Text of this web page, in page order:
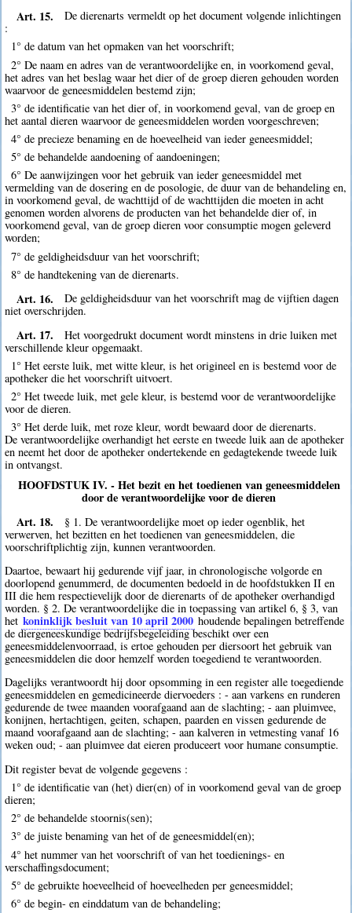
Art. 15.
De dierenarts vermeldt op het document volgende inlichtingen
:
1° de datum van het opmaken van het voorschrift;
2° De naam en adres van de verantwoordelijke en, in voorkomend geval,
het adres van het beslag waar het dier of de groep dieren gehouden worden
waarvoor de geneesmiddelen bestemd zijn;
3° de identificatie van het dier of, in voorkomend geval, van de groep en
het aantal dieren waarvoor de geneesmiddelen worden voorgeschreven;
4° de precieze benaming en de hoeveelheid van ieder geneesmiddel;
5° de behandelde aandoening of aandoeningen;
6° De aanwijzingen voor het gebruik van ieder geneesmiddel met
vermelding van de dosering en de posologie, de duur van de behandeling en,
in voorkomend geval, de wachttijd of de wachttijden die moeten in acht
genomen worden alvorens de producten van het behandelde dier of, in
voorkomend geval, van de groep dieren voor consumptie mogen geleverd
worden;
7° de geldigheidsduur van het voorschrift;
8° de handtekening van de dierenarts.
Art. 16.
De geldigheidsduur van het voorschrift mag de vijftien dagen
niet overschrijden.
Art. 17.
Het voorgedrukt document wordt minstens in drie luiken met
verschillende kleur opgemaakt.
1° Het eerste luik, met witte kleur, is het origineel en is bestemd voor de
apotheker die het voorschrift uitvoert.
2° Het tweede luik, met gele kleur, is bestemd voor de verantwoordelijke
voor de dieren.
3° Het derde luik, met roze kleur, wordt bewaard door de dierenarts.
De verantwoordelijke overhandigt het eerste en tweede luik aan de apotheker
en neemt het door de apotheker ondertekende en gedagtekende tweede luik
in ontvangst.
HOOFDSTUK IV. - Het bezit en het toedienen van geneesmiddelen
door de verantwoordelijke voor de dieren
Art. 18.
§ 1. De verantwoordelijke moet op ieder ogenblik, het
verwerven, het bezitten en het toedienen van geneesmiddelen, die
voorschriftplichtig zijn, kunnen verantwoorden.
Daartoe, bewaart hij gedurende vijf jaar, in chronologische volgorde en
doorlopend genummerd, de documenten bedoeld in de hoofdstukken II en
III die hem respectievelijk door de dierenarts of de apotheker overhandigd
worden. § 2. De verantwoordelijke die in toepassing van artikel 6, § 3, van
het koninklijk besluit van 10 april 2000 houdende bepalingen betreffende
de diergeneeskundige bedrijfsbegeleiding beschikt over een
geneesmiddelenvoorraad, is ertoe gehouden per diersoort het gebruik van
geneesmiddelen die door hemzelf worden toegediend te verantwoorden.
Dagelijks verantwoordt hij door opsomming in een register alle toegediende
geneesmiddelen en gemedicineerde diervoeders : - aan varkens en runderen
gedurende de twee maanden voorafgaand aan de slachting; - aan pluimvee,
konijnen, hertachtigen, geiten, schapen, paarden en vissen gedurende de
maand voorafgaand aan de slachting; - aan kalveren in vetmesting vanaf 16
weken oud; - aan pluimvee dat eieren produceert voor humane consumptie.
Dit register bevat de volgende gegevens :
1° de identificatie van (het) dier(en) of in voorkomend geval van de groep
dieren;
2° de behandelde stoornis(sen);
3° de juiste benaming van het of de geneesmiddel(en);
4° het nummer van het voorschrift of van het toedienings- en
verschaffingsdocument;
5° de gebruikte hoeveelheid of hoeveelheden per geneesmiddel;
6° de begin- en einddatum van de behandeling;